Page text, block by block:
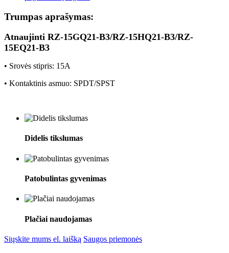
Trumpas aprašymas:
Atnaujinti RZ-15GQ21-B3/RZ-15HQ21-B3/RZ-
15EQ21-B3
• Srovės stipris: 15A
• Kontaktinis asmuo: SPDT/SPST
Didelis tikslumas
Patobulintas gyvenimas
Plačiai naudojamas
Siųskite mums el. laišką Saugos priemonės